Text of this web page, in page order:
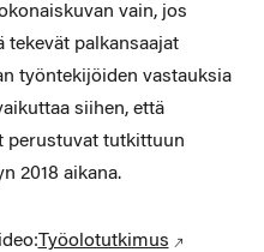
vain, jos
palkansaajat
työntekijöiden vastauksia
siihen, että
perustuvat tutkittuun
2018 aikana.
Työolotutkimus